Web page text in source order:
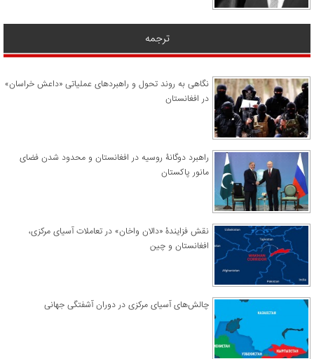
ترجمه
نگاهی به روند تحول و راهبردهای عملیاتی «داعش خراسان»
در افغانستان
راهبرد دوگانۀ روسیه در افغانستان و محدود شدن فضای
مانور پاکستان
نقش فزایندۀ «دالان واخان» در تعاملات آسیای مرکزی،
افغانستان و چین
چالش‌های آسیای مرکزی در دوران آشفتگی جهانی